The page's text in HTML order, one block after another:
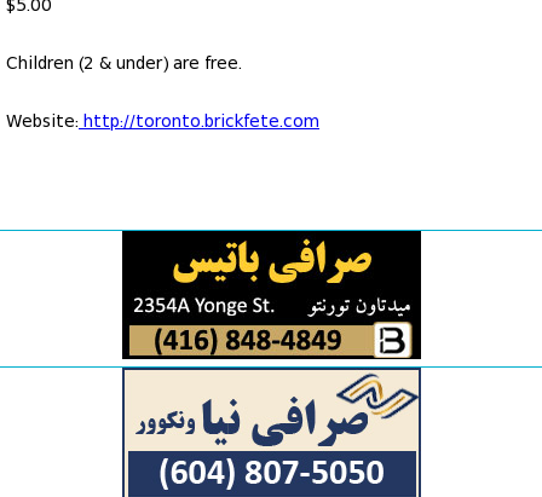
$5.00
Children (2 & under) are free.
Website:http://toronto.brickfete.com